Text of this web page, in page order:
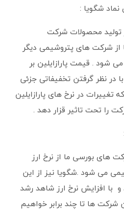
نماد شگویا :
تولید محصولات شرکت
از شرکت های پتروشیمی دیگر
شود . قیمت پارازایلین بر
در نظر گرفتن تخفیفاتی جزئی
تغییرات در نرخ های پارازایلین
را تحت تاثیر قزار دهد .
های بورسی ما از نرخ ارز
می شود .شگویا نیز از این
با افزایش نرخ ارز شاهد رشد
ها تا چند برابر خواهیم